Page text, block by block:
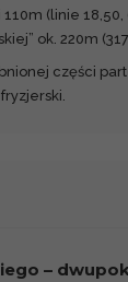
(linie
ok. 220m
części
–